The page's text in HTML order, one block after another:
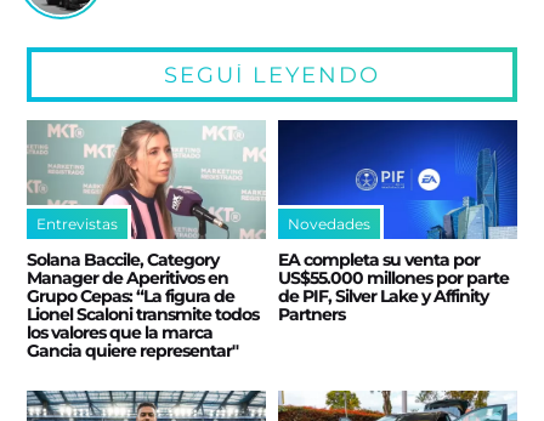
SEGUÍ LEYENDO
Entrevistas
Solana Baccile, Category
Manager de Aperitivos en
Grupo Cepas: “La figura de
Lionel Scaloni transmite todos
los valores que la marca
Gancia quiere representar"
Novedades
EA completa su venta por
US$55.000 millones por parte
de PIF, Silver Lake y Affinity
Partners